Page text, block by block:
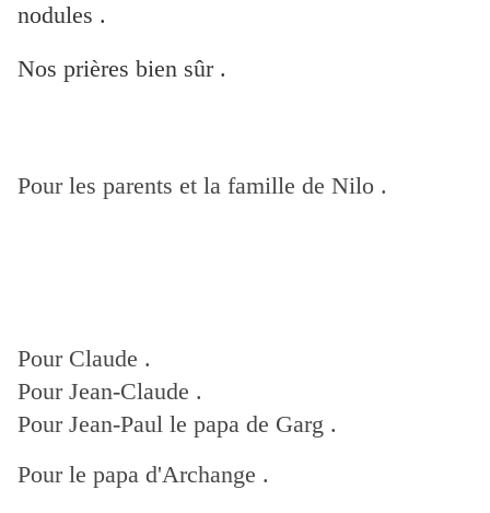
nodules .
Nos prières bien sûr .
Pour les parents et la famille de Nilo .
Pour Claude .
Pour Jean-Claude .
Pour Jean-Paul le papa de Garg .
Pour le papa d'Archange .